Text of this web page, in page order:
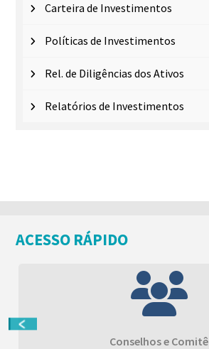
Carteira de Investimentos
Políticas de Investimentos
Rel. de Diligências dos Ativos
Relatórios de Investimentos
ACESSO RÁPIDO
Conselhos e Comitê